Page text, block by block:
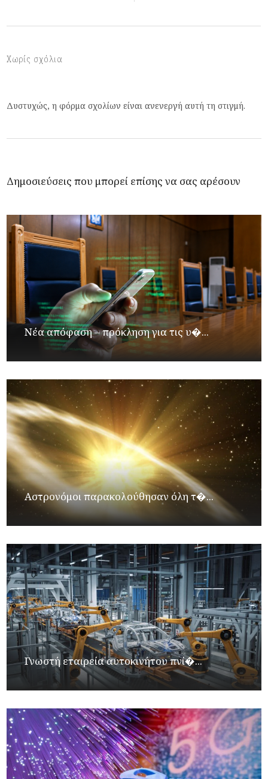
Χωρίς σχόλια
Δυστυχώς, η φόρμα σχολίων είναι ανενεργή αυτή τη στιγμή.
Δημοσιεύσεις που μπορεί επίσης να σας αρέσουν
Νέα απόφαση – πρόκληση για τις υ�...
Αστρονόμοι παρακολούθησαν όλη τ�...
Γνωστή εταιρεία αυτοκινήτου πνί�...